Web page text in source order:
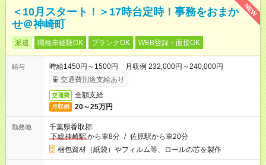
NEW
＜10月スタート！＞17時台定時！事務をおまか
せ＠神崎町
派遣 職種未経験OK ブランクOK WEB登録・面接OK
給与
時給1450円～1500円 月収例 232,000円～240,000円
交通費別途支給あり
交通費 全額支給
月収例 20～25万円
勤務地
千葉県香取郡
下総神崎駅から車8分 / 佐原駅から車20分
梱包資材（紙袋）やフィルム等、ロールの芯を製作